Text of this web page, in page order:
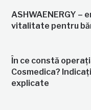
ASHWAENERGY –
vitalitate pentru
În ce constă
Cosmedica?
explicate